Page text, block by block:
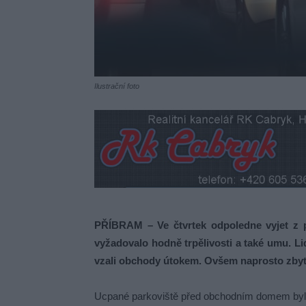
Ilustrační foto
PŘÍBRAM – Ve čtvrtek odpoledne vyjet
vyžadovalo hodně trpělivosti a také umu.
vzali obchody útokem. Ovšem naprosto
Ucpané parkoviště před obchodním domem